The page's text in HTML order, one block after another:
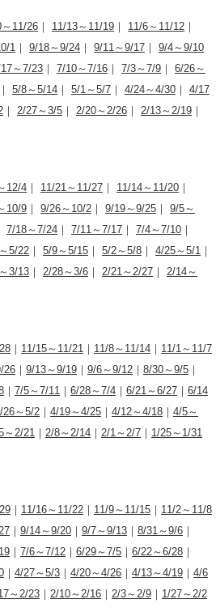
11/26 ｜ 11/13～11/19 ｜ 11/6～11/12 ｜
1 ｜ 9/18～9/24 ｜ 9/11～9/17 ｜ 9/4～9/10
～7/23 ｜ 7/10～7/16 ｜ 7/3～7/9 ｜ 6/26～
｜ 5/8～5/14 ｜ 5/1～5/7 ｜ 4/24～4/30 ｜ 4/17
｜ 2/27～3/5 ｜ 2/20～2/26 ｜ 2/13～2/19 ｜
12/4 ｜ 11/21～11/27 ｜ 11/14～11/20 ｜
10/9 ｜ 9/26～10/2 ｜ 9/19～9/25 ｜ 9/5～
7/18～7/24 ｜ 7/11～7/17 ｜ 7/4～7/10 ｜
5/22 ｜ 5/9～5/15 ｜ 5/2～5/8 ｜ 4/25～5/1 ｜
3/13 ｜ 2/28～3/6 ｜ 2/21～2/27 ｜ 2/14～
｜ 11/15～11/21 ｜ 11/8～11/14 ｜ 11/1～11/7
26 ｜ 9/13～9/19 ｜ 9/6～9/12 ｜ 8/30～9/5 ｜
｜ 7/5～7/11 ｜ 6/28～7/4 ｜ 6/21～6/27 ｜ 6/14
26～5/2 ｜ 4/19～4/25 ｜ 4/12～4/18 ｜ 4/5～
～2/21 ｜ 2/8～2/14 ｜ 2/1～2/7 ｜ 1/25～1/31
｜ 11/16～11/22 ｜ 11/9～11/15 ｜ 11/2～11/8
｜ 9/14～9/20 ｜ 9/7～9/13 ｜ 8/31～9/6 ｜
｜ 7/6～7/12 ｜ 6/29～7/5 ｜ 6/22～6/28 ｜
｜ 4/27～5/3 ｜ 4/20～4/26 ｜ 4/13～4/19 ｜ 4/6
～2/23 ｜ 2/10～2/16 ｜ 2/3～2/9 ｜ 1/27～2/2